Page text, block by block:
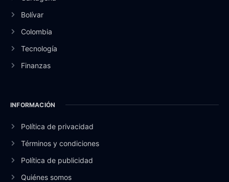
Bolívar
Colombia
Tecnología
Finanzas
INFORMACIÓN
Política de privacidad
Términos y condiciones
Política de publicidad
Quiénes somos